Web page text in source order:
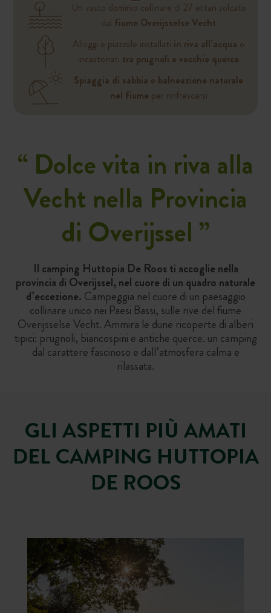
Un vasto dominio collinare di 27 ettari solcato
dal fiume Overijsselse Vecht
Alloggi e piazzole installati in riva all’acqua o
incastonati tra prugnoli e vecchie querce
Spiaggia di sabbia e balneazione naturale
nel fiume per rinfrescarsi
“ Dolce vita in riva alla
Vecht nella Provincia
di Overijssel ”
Il camping Huttopia De Roos ti accoglie nella
provincia di Overijssel, nel cuore di un quadro naturale
d’eccezione. Campeggia nel cuore di un paesaggio
collinare unico nei Paesi Bassi, sulle rive del fiume
Overijsselse Vecht. Ammira le dune ricoperte di alberi
tipici: prugnoli, biancospini e antiche querce. un camping
dal carattere fascinoso e dall’atmosfera calma e
rilassata.
GLI ASPETTI PIÙ AMATI
DEL CAMPING HUTTOPIA
DE ROOS